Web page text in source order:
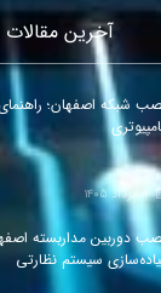
آخرین مقالات
شبکه اصفهان؛
۱۴ مرداد ۱۴۰۵
سیستم نظارتی